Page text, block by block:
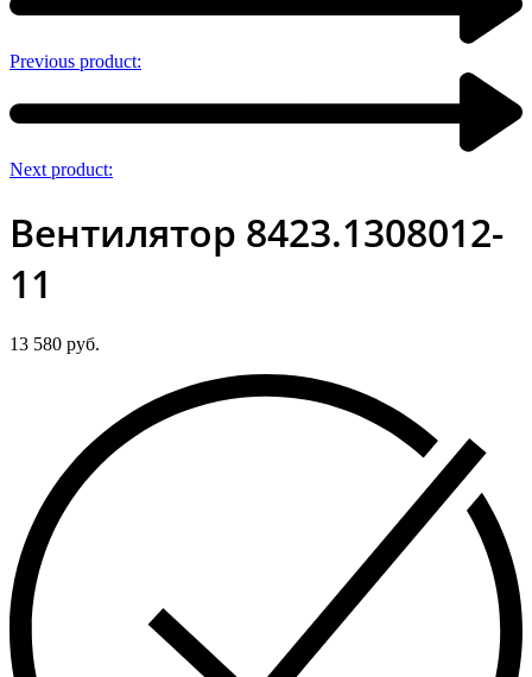
Previous product:
Next product:
Вентилятор 8423.1308012-
11
13 580 руб.